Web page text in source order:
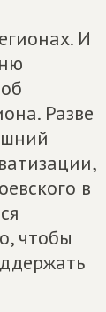
И
Разве
в
чтобы